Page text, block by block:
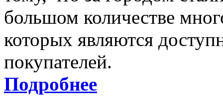
большом количестве
которых являются
покупателей.
Подробнее